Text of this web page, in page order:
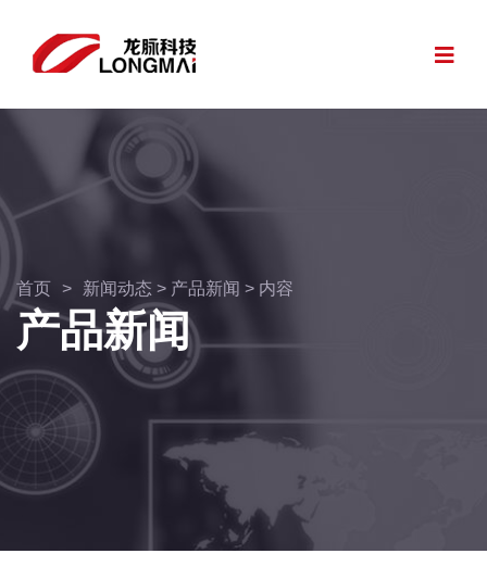
首页 > 新闻动态 > 产品新闻 > 内容
产品新闻